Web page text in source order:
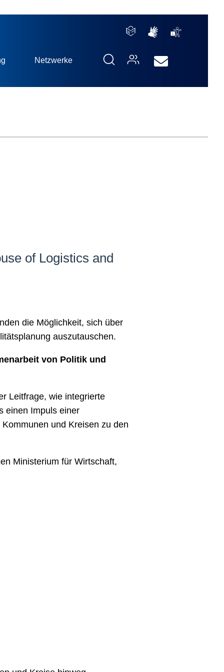
Netzwerke
of Logistics and
die Möglichkeit, sich über
auszutauschen.
von Politik und
Leitfrage, wie integrierte
einen Impuls einer
und Kreisen zu den
Ministerium für Wirtschaft,